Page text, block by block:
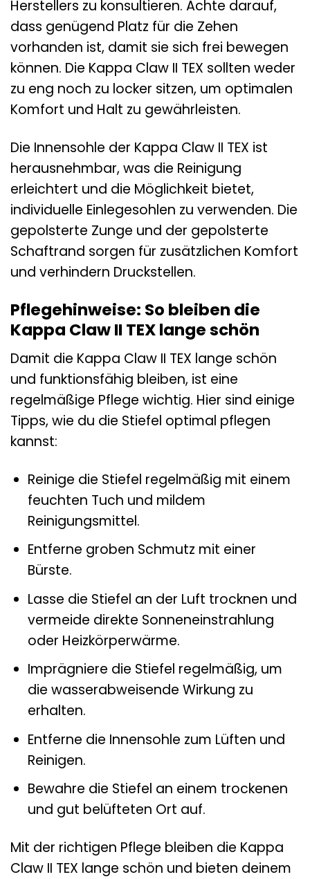
Herstellers zu konsultieren. Achte darauf,
dass genügend Platz für die Zehen
vorhanden ist, damit sie sich frei bewegen
können. Die Kappa Claw II TEX sollten weder
zu eng noch zu locker sitzen, um optimalen
Komfort und Halt zu gewährleisten.
Die Innensohle der Kappa Claw II TEX ist
herausnehmbar, was die Reinigung
erleichtert und die Möglichkeit bietet,
individuelle Einlegesohlen zu verwenden. Die
gepolsterte Zunge und der gepolsterte
Schaftrand sorgen für zusätzlichen Komfort
und verhindern Druckstellen.
Pflegehinweise: So bleiben die
Kappa Claw II TEX lange schön
Damit die Kappa Claw II TEX lange schön
und funktionsfähig bleiben, ist eine
regelmäßige Pflege wichtig. Hier sind einige
Tipps, wie du die Stiefel optimal pflegen
kannst:
Reinige die Stiefel regelmäßig mit einem
feuchten Tuch und mildem
Reinigungsmittel.
Entferne groben Schmutz mit einer
Bürste.
Lasse die Stiefel an der Luft trocknen und
vermeide direkte Sonneneinstrahlung
oder Heizkörperwärme.
Imprägniere die Stiefel regelmäßig, um
die wasserabweisende Wirkung zu
erhalten.
Entferne die Innensohle zum Lüften und
Reinigen.
Bewahre die Stiefel an einem trockenen
und gut belüfteten Ort auf.
Mit der richtigen Pflege bleiben die Kappa
Claw II TEX lange schön und bieten deinem